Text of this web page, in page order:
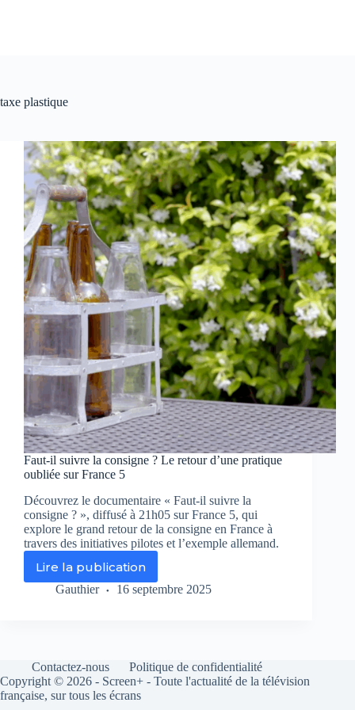
taxe plastique
Faut-il suivre la consigne ? Le retour d’une pratique
oubliée sur France 5
Découvrez le documentaire « Faut-il suivre la
consigne ? », diffusé à 21h05 sur France 5, qui
explore le grand retour de la consigne en France à
travers des initiatives pilotes et l’exemple allemand.
Lire la publication
Faut-
il
Le
retour
d’une
Gauthier 16 septembre 2025
Contactez-nous
Politique de confidentialité
Copyright © 2026 - Screen+ - Toute l'actualité de la télévision
française, sur tous les écrans